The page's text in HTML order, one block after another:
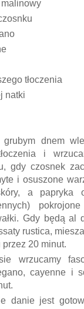
tłoczenia
natki
dnem
i
gdy czosnek
i osuszone
a papryka
Gdy będą al
rustica,
20 minut.
wrzucamy
cayenne i
danie jest